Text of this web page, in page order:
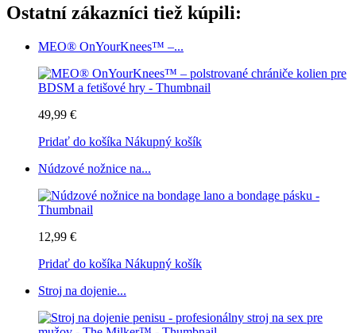
Ostatní zákazníci tiež kúpili:
MEO® OnYourKnees™ –...
49,99 €
Pridať do košíka Nákupný košík
Núdzové nožnice na...
12,99 €
Pridať do košíka Nákupný košík
Stroj na dojenie...